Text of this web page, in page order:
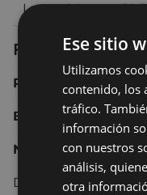
Lunes 24
Ficha técnica
Reino Unido,
Biopic, drama.
No recomendada
Dirección:Justin
Ese sitio
Utilizamos
contenido, los
tráfico.
información
con nuestros
análisis,
otra